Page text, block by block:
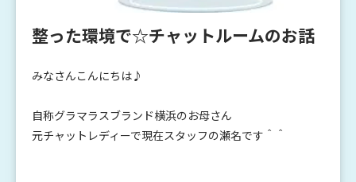
整った環境で☆チャットルームのお話
みなさんこんにちは♪
自称グラマラスブランド横浜のお母さん
元チャットレディーで現在スタッフの瀬名です＾＾